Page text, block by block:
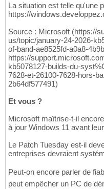
La situation est telle qu'une
https://
Source : Microsoft (https://
us/topic/january-24-2026-
of-band-ae8525fd-a0a8-
https://
kb5078127-builds-du-
7628-et-26100-7628-hors-
2b64df577491)
Et vous ?
Microsoft maîtrise-t-il
à jour Windows 11 avant
Le Patch Tuesday est-il
entreprises devraient
Peut-on encore parler de
peut empêcher un PC de